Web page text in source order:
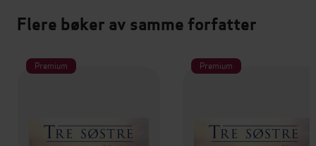
Flere bøker av samme forfatter
Premium Premium